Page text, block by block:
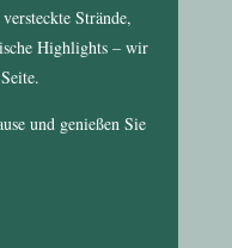
Strände,
Highlights – wir
und genießen Sie